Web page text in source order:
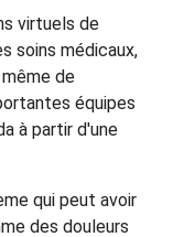
virtuels de
soins médicaux,
de
équipes
à partir d'une
qui peut avoir
des douleurs